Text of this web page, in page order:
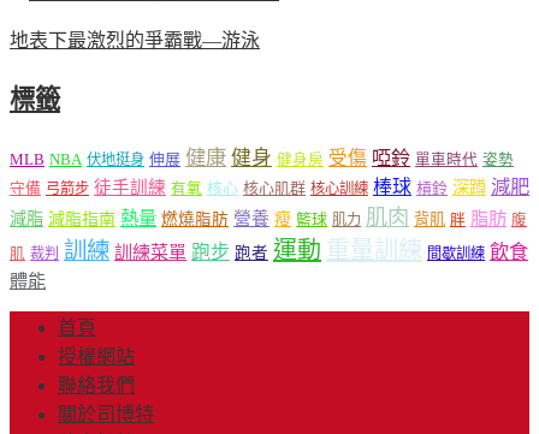
地表下最激烈的爭霸戰—游泳
標籤
MLB NBA 伏地挺身 伸展 健康 健身 健身房 受傷 啞鈴 單車時代 姿勢
守備 弓箭步 徒手訓練 有氧 核心 核心肌群 核心訓練 棒球 槓鈴 深蹲 減肥
減脂 減脂指南 熱量 燃燒脂肪 營養 瘦 籃球 肌力 肌肉 背肌 胖 脂肪 腹
肌 裁判 訓練 訓練菜單 跑步 跑者 運動 重量訓練 間歇訓練 飲食
體能
首頁
授權網站
聯絡我們
關於司博特